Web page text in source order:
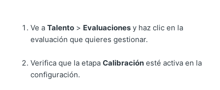
Ve aTalento > Evaluaciones y haz clic en la
evaluación que quieres gestionar.
Verifica que la etapaCalibración esté activa en la
configuración.